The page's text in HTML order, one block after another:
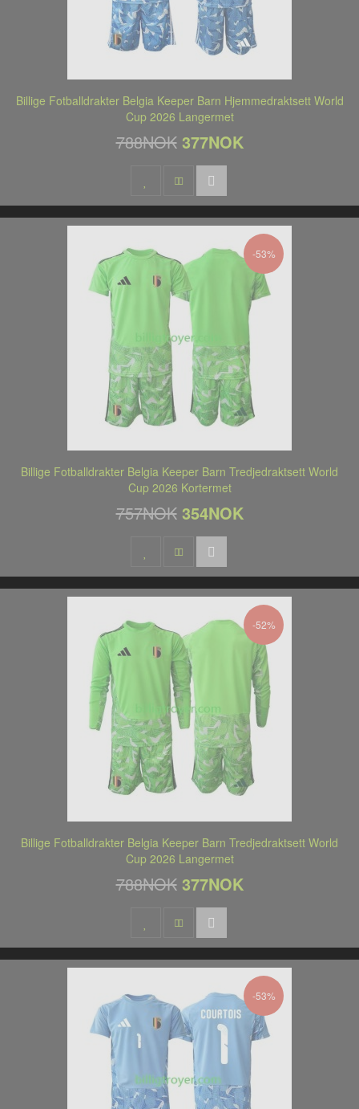
Billige Fotballdrakter Belgia Keeper Barn Hjemmedraktsett World
Cup 2026 Langermet
788NOK 377NOK
-53%
Billige Fotballdrakter Belgia Keeper Barn Tredjedraktsett World
Cup 2026 Kortermet
757NOK 354NOK
-52%
Billige Fotballdrakter Belgia Keeper Barn Tredjedraktsett World
Cup 2026 Langermet
788NOK 377NOK
-53%